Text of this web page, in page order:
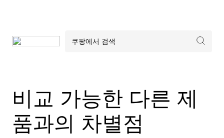
비교 가능한 다른 제
품과의 차별점